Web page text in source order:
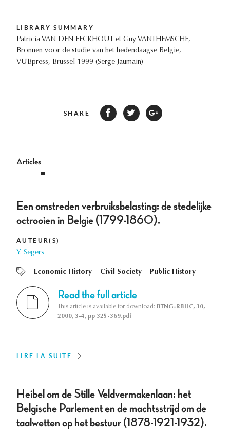
LIBRARY SUMMARY
Patricia VAN DEN EECKHOUT et Guy VANTHEMSCHE,
Bronnen voor de studie van het hedendaagse Belgie,
VUBpress, Brussel 1999 (Serge Jaumain)
SHARE
Articles
Een omstreden verbruiksbelasting: de stedelijke
octrooien in Belgie (1799-1860).
AUTEUR(S)
Y. Segers
Economic History Civil Society Public History
Read the full article
This article is available for download: BTNG-RBHC, 30,
2000, 3-4, pp 325-369.pdf
LIRE LA SUITE
Heibel om de Stille Veldvermakenlaan: het
Belgische Parlement en de machtsstrijd om de
taalwetten op het bestuur (1878-1921-1932).